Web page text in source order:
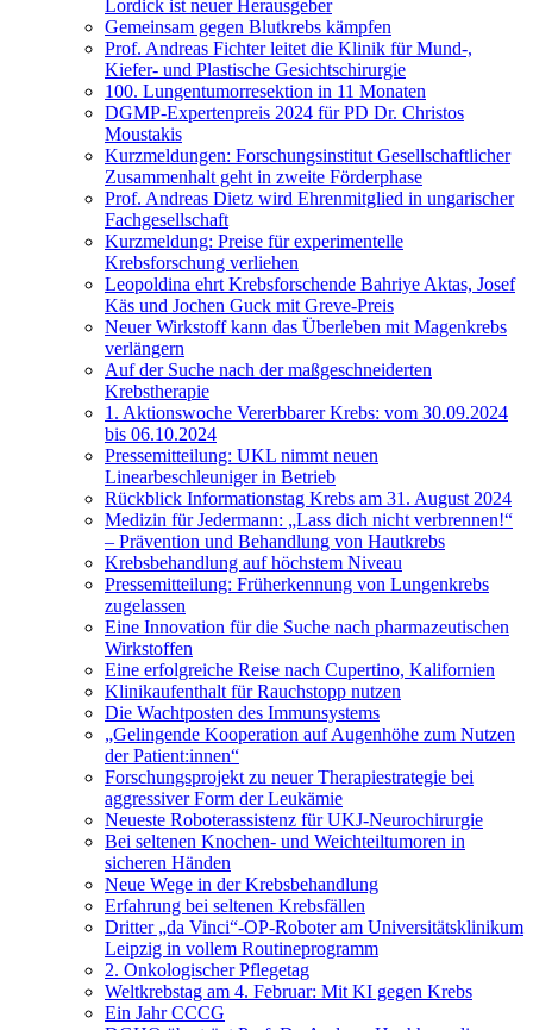
Lordick ist neuer Herausgeber
Gemeinsam gegen Blutkrebs kämpfen
Prof. Andreas Fichter leitet die Klinik für Mund-,
Kiefer- und Plastische Gesichtschirurgie
100. Lungentumorresektion in 11 Monaten
DGMP-Expertenpreis 2024 für PD Dr. Christos
Moustakis
Kurzmeldungen: Forschungsinstitut Gesellschaftlicher
Zusammenhalt geht in zweite Förderphase
Prof. Andreas Dietz wird Ehrenmitglied in ungarischer
Fachgesellschaft
Kurzmeldung: Preise für experimentelle
Krebsforschung verliehen
Leopoldina ehrt Krebsforschende Bahriye Aktas, Josef
Käs und Jochen Guck mit Greve-Preis
Neuer Wirkstoff kann das Überleben mit Magenkrebs
verlängern
Auf der Suche nach der maßgeschneiderten
Krebstherapie
1. Aktionswoche Vererbbarer Krebs: vom 30.09.2024
bis 06.10.2024
Pressemitteilung: UKL nimmt neuen
Linearbeschleuniger in Betrieb
Rückblick Informationstag Krebs am 31. August 2024
Medizin für Jedermann: „Lass dich nicht verbrennen!“
– Prävention und Behandlung von Hautkrebs
Krebsbehandlung auf höchstem Niveau
Pressemitteilung: Früherkennung von Lungenkrebs
zugelassen
Eine Innovation für die Suche nach pharmazeutischen
Wirkstoffen
Eine erfolgreiche Reise nach Cupertino, Kalifornien
Klinikaufenthalt für Rauchstopp nutzen
Die Wachtposten des Immunsystems
„Gelingende Kooperation auf Augenhöhe zum Nutzen
der Patient:innen“
Forschungsprojekt zu neuer Therapiestrategie bei
aggressiver Form der Leukämie
Neueste Roboterassistenz für UKJ-Neurochirurgie
Bei seltenen Knochen- und Weichteiltumoren in
sicheren Händen
Neue Wege in der Krebsbehandlung
Erfahrung bei seltenen Krebsfällen
Dritter „da Vinci“-OP-Roboter am Universitätsklinikum
Leipzig in vollem Routineprogramm
2. Onkologischer Pflegetag
Weltkrebstag am 4. Februar: Mit KI gegen Krebs
Ein Jahr CCCG